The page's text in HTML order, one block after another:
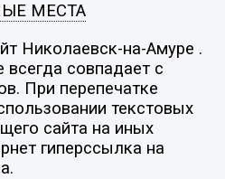
МЕСТА
Николаевск-на-Амуре .
совпадает с
При перепечатке
текстовых
сайта на иных
гиперссылка на